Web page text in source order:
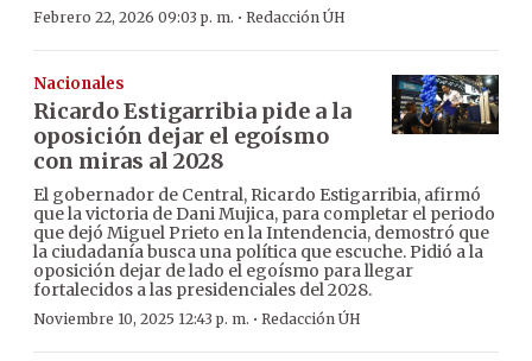
Febrero 22, 2026 09:03 p. m. · Redacción ÚH
Nacionales
Ricardo Estigarribia pide a la
oposición dejar el egoísmo
con miras al 2028
El gobernador de Central, Ricardo Estigarribia, afirmó
que la victoria de Dani Mujica, para completar el periodo
que dejó Miguel Prieto en la Intendencia, demostró que
la ciudadanía busca una política que escuche. Pidió a la
oposición dejar de lado el egoísmo para llegar
fortalecidos a las presidenciales del 2028.
Noviembre 10, 2025 12:43 p. m. · Redacción ÚH